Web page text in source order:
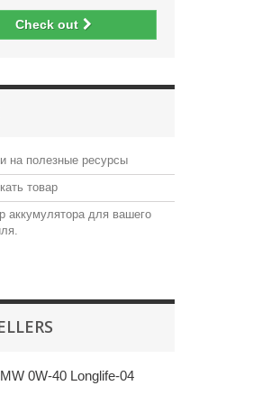
Check out
на полезные ресурсы
товар
аккумулятора для вашего
0W-40 Longlife-04